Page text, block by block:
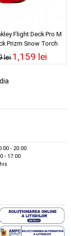
Flight Deck Pro M
Prizm Snow Torch
25/26
lei1,159 lei
- 20.00
- 17.00